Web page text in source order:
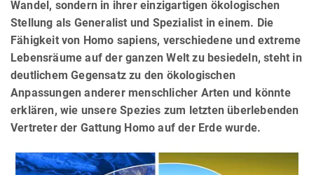
Wandel, sondern in ihrer einzigartigen ökologischen
Stellung als Generalist und Spezialist in einem. Die
Fähigkeit von Homo sapiens, verschiedene und extreme
Lebensräume auf der ganzen Welt zu besiedeln, steht in
deutlichem Gegensatz zu den ökologischen
Anpassungen anderer menschlicher Arten und könnte
erklären, wie unsere Spezies zum letzten überlebenden
Vertreter der Gattung Homo auf der Erde wurde.